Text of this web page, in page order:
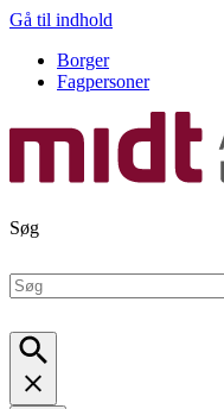
Gå til indhold
Borger
Fagpersoner
Søg